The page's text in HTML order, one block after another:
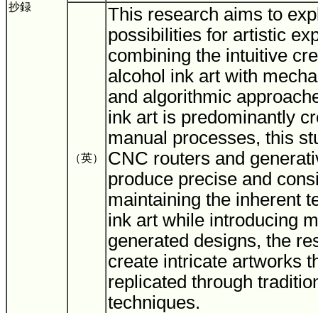
抄録
（英）
This research aims to
possibilities for artistic
combining the intuitive
alcohol ink art with
and algorithmic
ink art is predominantly
manual processes, this
CNC routers and
produce precise and
maintaining the inherent
ink art while introducing
generated designs, the
create intricate artworks
replicated through
techniques.